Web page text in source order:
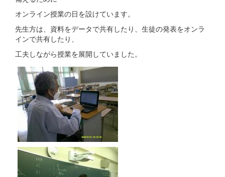
オンライン授業の日を設けています。
先生方は、資料をデータで共有したり、生徒の発表をオンラ
インで共有したり、
工夫しながら授業を展開していました。